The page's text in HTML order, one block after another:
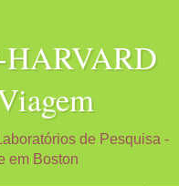
HARVARD
de Pesquisa -
em Boston